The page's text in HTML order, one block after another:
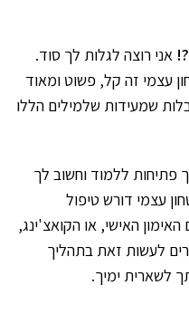
אני רוצה לגלות לך סוד.
עצמי זה קל, פשוט ומאוד
שמעידות שלמילים הללו
פתיחות ללמוד וחשוב לך
עצמי דורש טיפול
האישי, או הקואצ'ינג,
לעשות זאת בתהליך
לשארית ימיך.